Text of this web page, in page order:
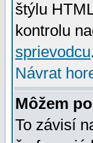
štýlu
kontrolu
sprievodcu.
Návrat
Môžem
To závisí